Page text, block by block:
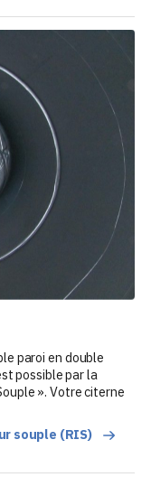
paroi en double
possible par la
». Votre citerne
souple (RIS)